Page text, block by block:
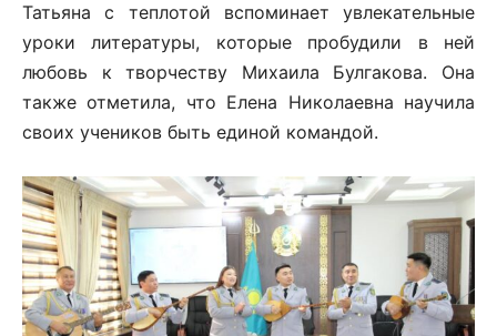
Татьяна с теплотой вспоминает увлекательные
уроки литературы, которые пробудили в ней
любовь к творчеству Михаила Булгакова. Она
также отметила, что Елена Николаевна научила
своих учеников быть единой командой.